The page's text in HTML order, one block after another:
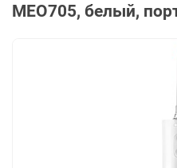
MEO705, белый,